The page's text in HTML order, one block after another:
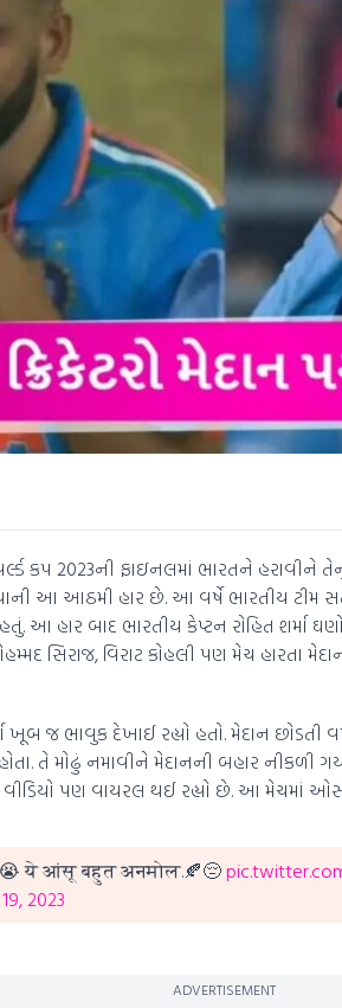
કપ 2023ની ફાઇનલમાં ભારતને હરાવીને
આ આઠમી હાર છે. આ વર્ષે ભારતીય ટીમ
આ હાર બાદ ભારતીય કેપ્ટન રોહિત શર્મા
સિરાજ, વિરાટ કોહલી પણ મેચ હારતા
ખૂબ જ ભાવુક દેખાઈ રહ્યો હતો. મેદાન
તે મોઢું નમાવીને મેદાનની બહાર નીકળી
પણ વાયરલ થઈ રહ્યો છે. આ મેચમાં
ये आंसू बहुत अनमोल.🍂😔
2023
ADVERTISEMENT